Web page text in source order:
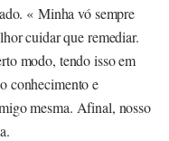
« Minha vó sempre
cuidar que remediar.
modo, tendo isso em
conhecimento e
mesma. Afinal, nosso